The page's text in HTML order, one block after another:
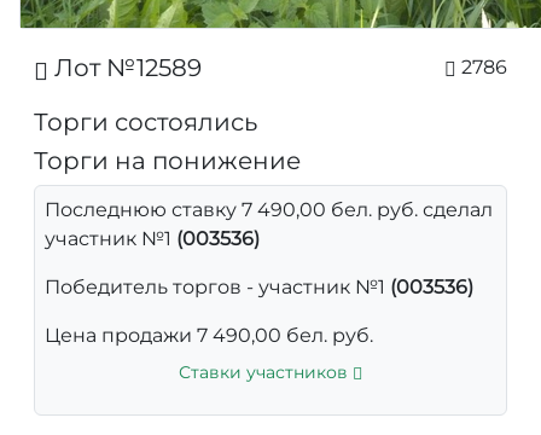
Лот №12589 2786
Торги состоялись
Торги на понижение
Последнюю ставку 7 490,00 бел. руб. сделал
участник №1 (003536)
Победитель торгов - участник №1 (003536)
Цена продажи 7 490,00 бел. руб.
Ставки участников